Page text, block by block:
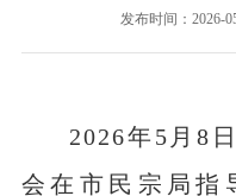
发布时间：2026-
2026年5月8
会在市民宗局指